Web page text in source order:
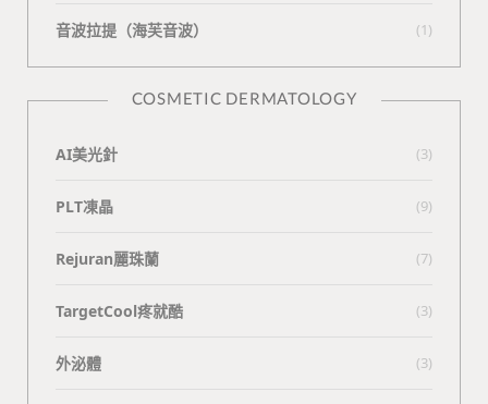
⾳波拉提（海芙⾳波） (1)
COSMETIC DERMATOLOGY
AI美光針 (3)
PLT凍晶 (9)
Rejuran麗珠蘭 (7)
TargetCool疼就酷 (3)
外泌體 (3)